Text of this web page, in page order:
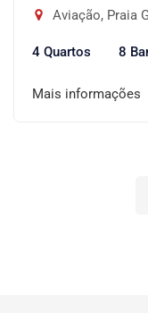
Aviação, Praia
4 Quartos 8
Mais informações